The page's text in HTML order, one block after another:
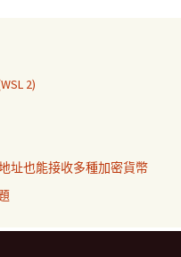
2)
址也能接收多種加密貨幣